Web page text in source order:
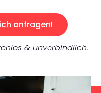
anfragen!
& unverbindlich.